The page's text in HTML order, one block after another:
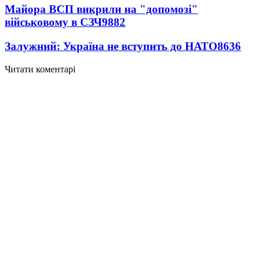
Майора ВСП викрили на "допомозі"
військовому в СЗЧ9882
Залужний: Україна не вступить до НАТО8636
Читати коментарі